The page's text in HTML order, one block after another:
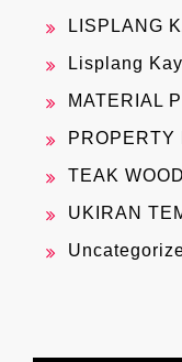
LISPLANG
Lisplang
MATERIAL
PROPERTY
TEAK
UKIRAN